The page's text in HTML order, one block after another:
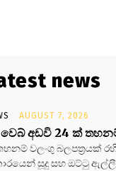
news
AUGUST 7, 2026
වෙබ් අඩවි 24 ක්
වලංගු බලපත්‍රයක්
සූදු සහ ඔට්ටු